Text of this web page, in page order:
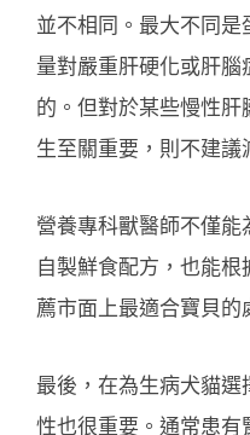
並不相同。最大不同
量對嚴重肝硬化或肝
的。但對於某些慢性
生至關重要，則不建議
營養專科獸醫師不僅
自製鮮食配方，也能
薦市面上最適合寶貝的
最後，在為生病犬貓
性也很重要。通常患